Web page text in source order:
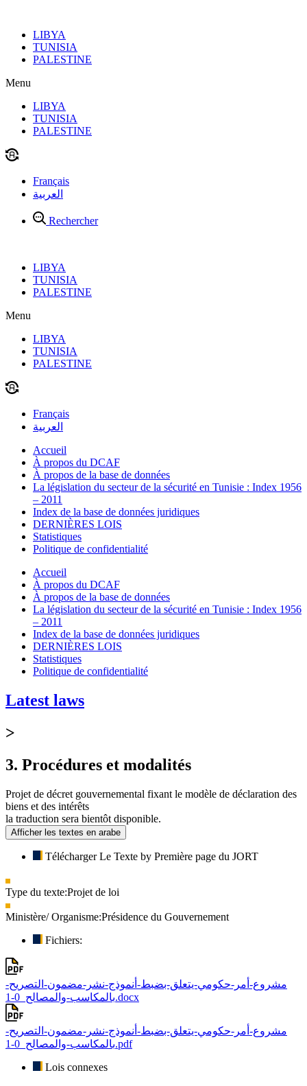
contenuLIBYA
TUNISIA
PALESTINE
Menu
LIBYA
TUNISIA
PALESTINE
Français
العربية
Rechercher
LIBYA
TUNISIA
PALESTINE
Menu
LIBYA
TUNISIA
PALESTINE
Français
العربية
Accueil
À propos du DCAF
À propos de la base de données
La législation du secteur de la sécurité en Tunisie : Index 1956
– 2011
Index de la base de données juridiques
DERNIÈRES LOIS
Statistiques
Politique de confidentialité
Accueil
À propos du DCAF
À propos de la base de données
La législation du secteur de la sécurité en Tunisie : Index 1956
– 2011
Index de la base de données juridiques
DERNIÈRES LOIS
Statistiques
Politique de confidentialité
Latest laws
>
3. Procédures et modalités
Projet de décret gouvernemental fixant le modèle de déclaration des
biens et des intérêts
la traduction sera bientôt disponible.
Afficher les textes en arabe
Télécharger Le Texte by Première page du JORT
Type du texte:Projet de loi
Ministère/ Organisme:Présidence du Gouvernement
Fichiers:
مشروع-أمر-حكومي-يتعلق-بضبط-أنموذج-نشر-مضمون-التصريح-
بالمكاسب-والمصالح_0-1.docx
مشروع-أمر-حكومي-يتعلق-بضبط-أنموذج-نشر-مضمون-التصريح-
بالمكاسب-والمصالح_0-1.pdf
Lois connexes